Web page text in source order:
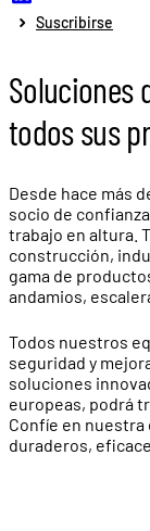
Suscribirse
Soluciones
todos sus
Desde hace más
socio de
trabajo en altura.
construcción,
gama de
andamios,
Todos nuestros
seguridad y
soluciones
europeas, podrá
Confíe en
duraderos,